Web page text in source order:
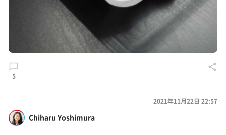
5
Chiharu Yoshimura
2021年11月22日 22:57